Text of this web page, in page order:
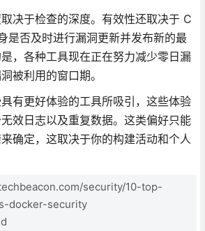
决于检查的深度。有效性还取决于 C
是否及时进行漏洞更新并发布新的最
，各种工具现在正在努力减少零日漏
被利用的窗口期。
有更好体验的工具所吸引，这些体验
效日志以及重复数据。这类偏好只能
确定，这取决于你的构建活动和个人
security/10-top-
docker-security